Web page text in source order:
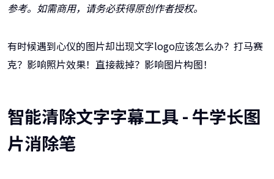
参考。如需商用，请务必获得原创作者授权。
有时候遇到心仪的图片却出现文字logo应该怎么办？打马赛
克？影响照片效果！直接裁掉？影响图片构图！
智能清除文字字幕工具 - 牛学长图
片消除笔